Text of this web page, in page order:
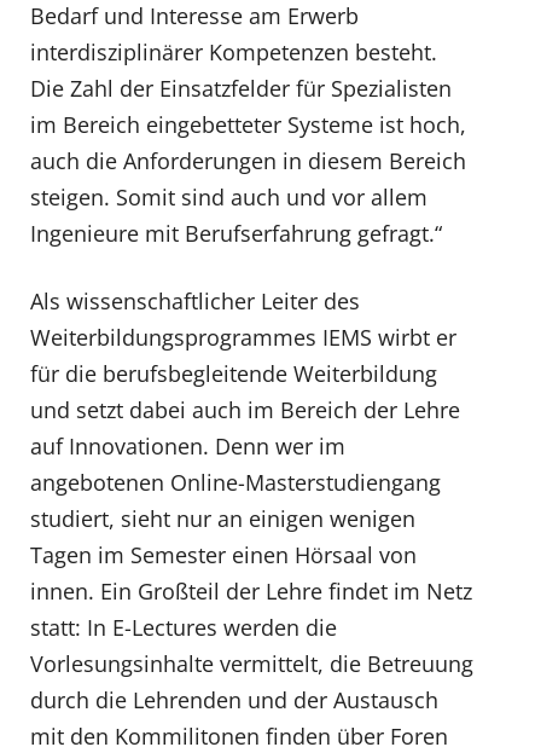
Bedarf und Interesse am Erwerb
interdisziplinärer Kompetenzen besteht.
Die Zahl der Einsatzfelder für Spezialisten
im Bereich eingebetteter Systeme ist hoch,
auch die Anforderungen in diesem Bereich
steigen. Somit sind auch und vor allem
Ingenieure mit Berufserfahrung gefragt.“
Als wissenschaftlicher Leiter des
Weiterbildungsprogrammes IEMS wirbt er
für die berufsbegleitende Weiterbildung
und setzt dabei auch im Bereich der Lehre
auf Innovationen. Denn wer im
angebotenen Online-Masterstudiengang
studiert, sieht nur an einigen wenigen
Tagen im Semester einen Hörsaal von
innen. Ein Großteil der Lehre findet im Netz
statt: In E-Lectures werden die
Vorlesungsinhalte vermittelt, die Betreuung
durch die Lehrenden und der Austausch
mit den Kommilitonen finden über Foren